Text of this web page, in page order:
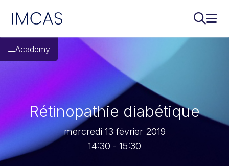
Aller au contenu principal
IMCAS
Academy
Rétinopathie diabétique
mercredi 13 février 2019
14:30 - 15:30